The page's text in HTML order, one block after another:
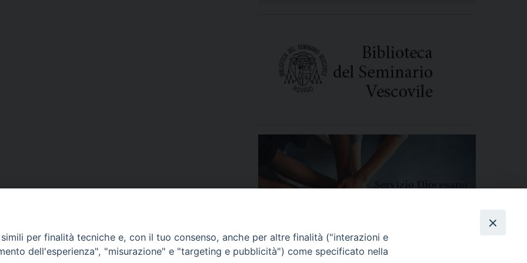
per finalità tecniche e, con il tuo consenso, anche per altre finalità ("interazioni e
dell'esperienza", "misurazione" e "targeting e pubblicità") come specificato nella